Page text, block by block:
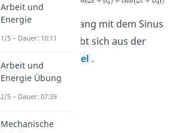
Der Zusammenhang mit dem Sinus
und Kosinus ergibt sich aus der
Eulerschen Formel .
Arbeit und
Energie
1/5 – Dauer: 10:11
Arbeit und
Energie Übung
2/5 – Dauer: 07:39
Mechanische